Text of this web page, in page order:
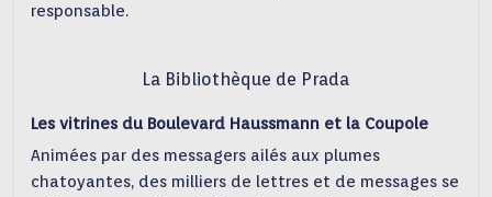
responsable.
La Bibliothèque de Prada
Les vitrines du Boulevard Haussmann et la Coupole
Animées par des messagers ailés aux plumes
chatoyantes, des milliers de lettres et de messages se